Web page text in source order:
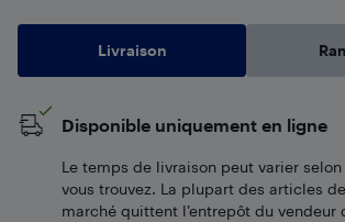
Livraison
Disponible uniquement en ligne
Le temps de livraison peut varier
vous trouvez. La plupart des articles
marché quittent l’entrepôt du vendeur